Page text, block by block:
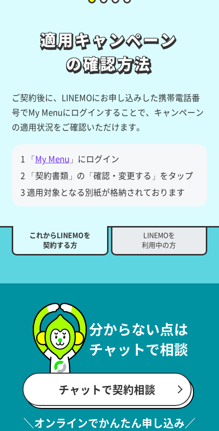
適用キャンペーン
の確認方法
適用キャンペーン
の確認方法
ご契約後に、LINEMOにお申し込みした携帯電話番
号でMy Menuにログインすることで、キャンペーン
の適用状況をご確認いただけます。
1 「My Menu 」にログイン
2 「契約書類」の「確認・変更する」をタップ
3 適用対象となる別紙が格納されております
これからLINEMOを
契約する方
LINEMOを
利用中の方
分からない点は
チャットで相談
チャットで契約相談
＼オンラインでかんたん申し込み／